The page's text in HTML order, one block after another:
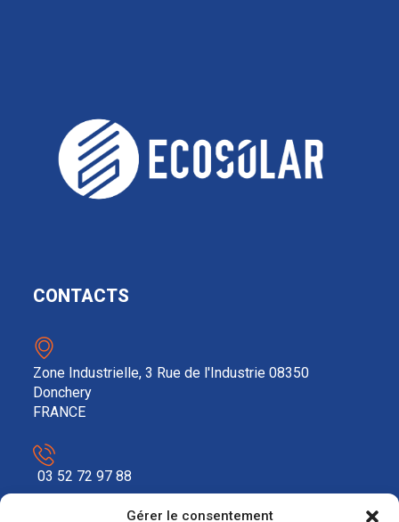
Gérer le consentement
CONTACTS
Zone Industrielle, 3 Rue de l'Industrie 08350
Donchery
FRANCE
03 52 72 97 88